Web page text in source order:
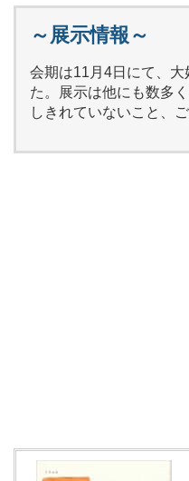
～展示情報～
会期は11月4日にて、
た。展示は他にも数多
しきれていないこと、